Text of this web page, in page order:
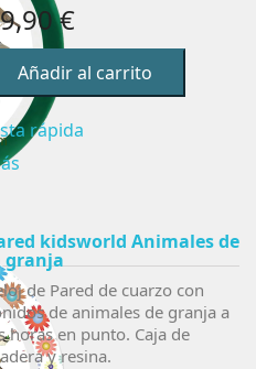
€
Añadir al carrito
rápida
kidsworld Animales de
granja
de Pared de cuarzo con
de animales de granja a
horas en punto. Caja de
y resina.